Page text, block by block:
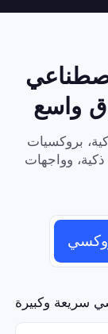
واسع
بروكسيات
ذكية، وواجهات API للسكرابينج بأسعار قابلة للتوسع لأي
سريعة وكبيرة